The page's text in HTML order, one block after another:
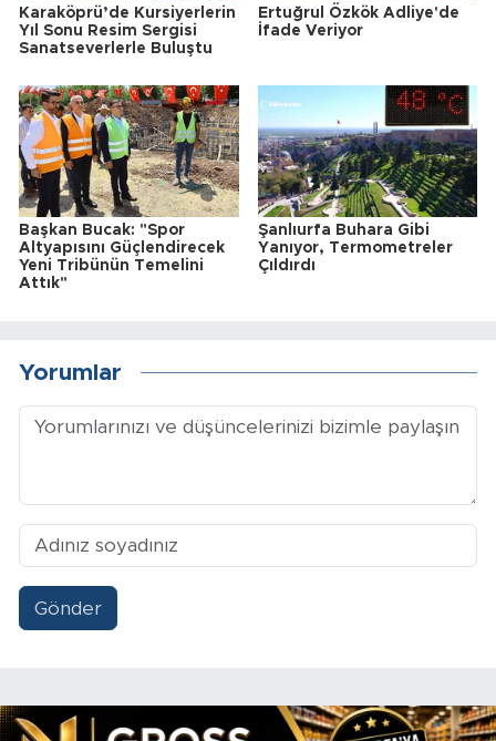
Karaköprü’de Kursiyerlerin
Yıl Sonu Resim Sergisi
Sanatseverlerle Buluştu
Ertuğrul Özkök Adliye'de
İfade Veriyor
Başkan Bucak: "Spor
Altyapısını Güçlendirecek
Yeni Tribünün Temelini
Attık"
Şanlıurfa Buhara Gibi
Yanıyor, Termometreler
Çıldırdı
Yorumlar
Gönder